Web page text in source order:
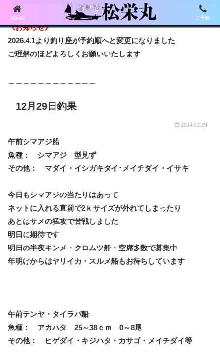
《お知らせ》
2026.4.1より釣り座が予約順へと変更になりました
ご理解のほどよろしくお願いいたします
12月29日釣果
2024.12.29
午前シマアジ船
魚種： シマアジ 型見ず
その他： マダイ・イシガキダイ･メイチダイ・イサキ
今日もシマアジの当たりはあって
ネットに入れる直前で2ｋサイズが外れてしまったり
あとはサメの猛攻で苦戦しました
明日に期待です
明日の半夜キンメ・クロムツ船・空席多数で募集中
年明けからはヤリイカ・スルメ船もお待ちしています
午前テンヤ・タイラバ船
魚種： アカハタ 25～38ｃｍ 0～8尾
その他： ヒゲダイ・キジハタ・カサゴ・メイチダイ等
HOME ご予約